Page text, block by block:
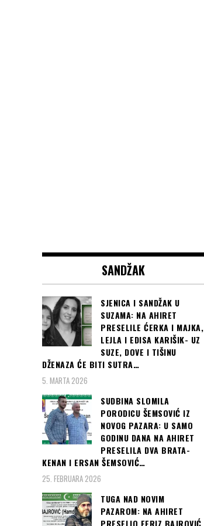
SANDŽAK
SJENICA I SANDŽAK U
SUZAMA: NA AHIRET
PRESELILE ĆERKA I MAJKA,
LEJLA I EDISA KARIŠIK- UZ
SUZE, DOVE I TIŠINU
DŽENAZA ĆE BITI SUTRA…
5. MARTA 2026
SUDBINA SLOMILA
PORODICU ŠEMSOVIĆ IZ
NOVOG PAZARA: U SAMO
GODINU DANA NA AHIRET
PRESELILA DVA BRATA-
KENAN I ERSAN ŠEMSOVIĆ…
25. FEBRUARA 2026
TUGA NAD NOVIM
PAZAROM: NA AHIRET